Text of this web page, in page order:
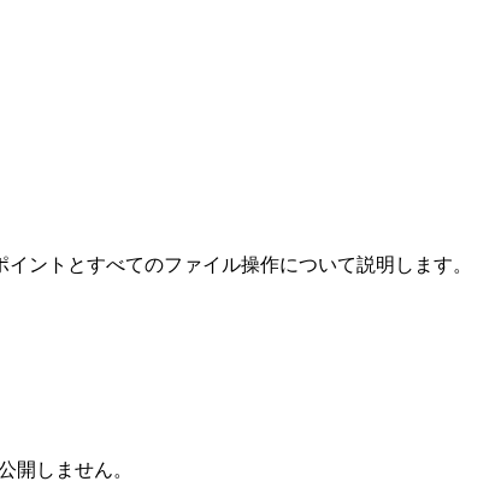
ントとすべてのファイル操作について説明します。
開しません。